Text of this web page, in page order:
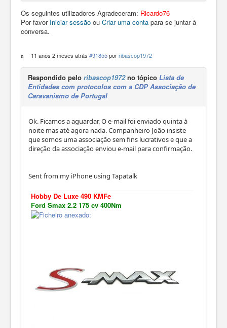
Os seguintes utilizadores Agradeceram: Ricardo76
Por favor Iniciar sessão ou Criar uma conta para se juntar à
conversa.
11 anos 2 meses atrás #91855 porribascop1972
Respondido pelo ribascop1972no tópico Lista de
Entidades com protocolos com a CDP Associação de
Caravanismo de Portugal
Ok. Ficamos a aguardar. O e-mail foi enviado quinta à
noite mas até agora nada. Companheiro João insiste
que somos uma associação sem fins lucrativos e que a
direção da associação enviou e-mail para confirmação.
Sent from my iPhone using Tapatalk
Hobby De Luxe 490 KMFe
Ford Smax 2.2 175 cv 400Nm